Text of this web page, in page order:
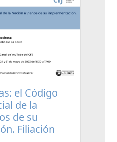
el Código
de la
de su
Filiación